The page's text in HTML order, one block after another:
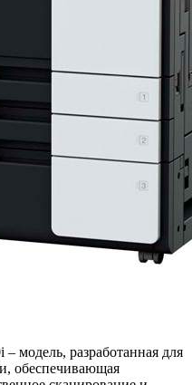
модель, разработанная для
обеспечивающая